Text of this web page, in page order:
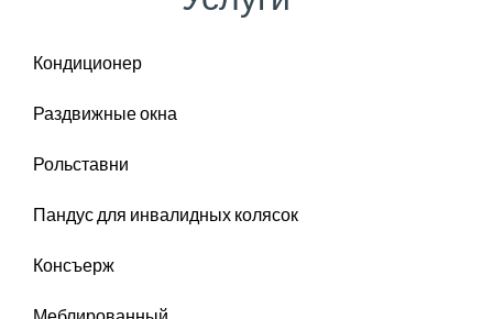
Кондиционер
Раздвижные окна
Рольставни
Пандус для инвалидных колясок
Консъерж